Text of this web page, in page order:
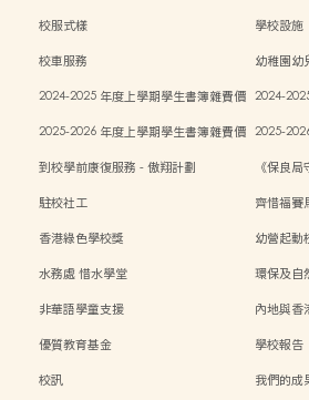
校服式樣
學校設施
校車服務
幼稚園幼
2024-2025 年度上學期學生書簿雜費價 2024-
2025-2026 年度上學期學生書簿雜費價 2025-
到校學前康復服務 - 傲翔計劃
《保良局
駐校社工
齊惜福賽
香港綠色學校獎
幼營起動
水務處 惜水學堂
環保及自
非華語學童支援
內地與香
優質教育基金
學校報告
校訊
我們的成